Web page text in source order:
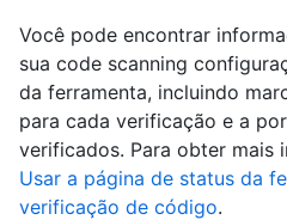
Você pode encontrar
sua code scanning
da ferramenta, incluindo
para cada verificação e a
verificados. Para obter mais
Usar a página de status da
verificação de código.